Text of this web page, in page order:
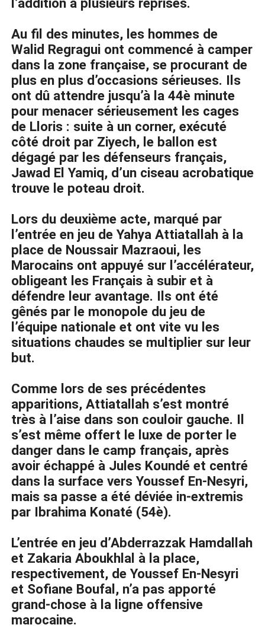
Au fil des minutes, les hommes de
Walid Regragui ont commencé à camper
dans la zone française, se procurant de
plus en plus d’occasions sérieuses. Ils
ont dû attendre jusqu’à la 44è minute
pour menacer sérieusement les cages
de Lloris : suite à un corner, exécuté
côté droit par Ziyech, le ballon est
dégagé par les défenseurs français,
Jawad El Yamiq, d’un ciseau acrobatique
trouve le poteau droit.
Lors du deuxième acte, marqué par
l’entrée en jeu de Yahya Attiatallah à la
place de Noussair Mazraoui, les
Marocains ont appuyé sur l’accélérateur,
obligeant les Français à subir et à
défendre leur avantage. Ils ont été
gênés par le monopole du jeu de
l’équipe nationale et ont vite vu les
situations chaudes se multiplier sur leur
but.
Comme lors de ses précédentes
apparitions, Attiatallah s’est montré
très à l’aise dans son couloir gauche. Il
s’est même offert le luxe de porter le
danger dans le camp français, après
avoir échappé à Jules Koundé et centré
dans la surface vers Youssef En-Nesyri,
mais sa passe a été déviée in-extremis
par Ibrahima Konaté (54è).
L’entrée en jeu d’Abderrazzak Hamdallah
et Zakaria Aboukhlal à la place,
respectivement, de Youssef En-Nesyri
et Sofiane Boufal, n’a pas apporté
grand-chose à la ligne offensive
marocaine.